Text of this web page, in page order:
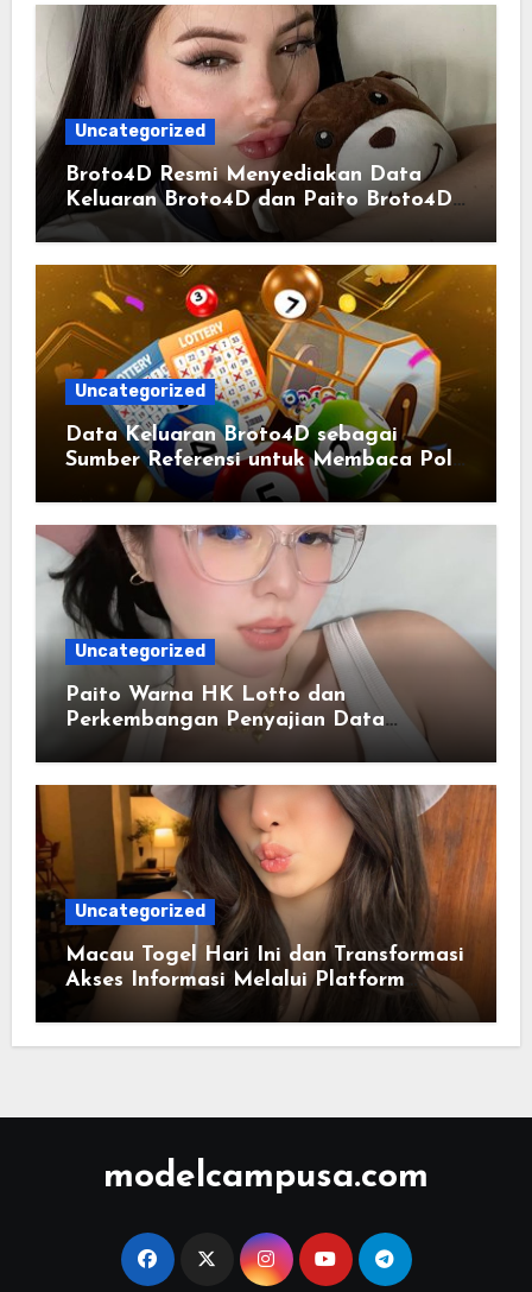
Uncategorized
Broto4D Resmi Menyediakan Data
Keluaran Broto4D dan Paito Broto4D
yang Selalu Diperbarui
Uncategorized
Data Keluaran Broto4D sebagai
Sumber Referensi untuk Membaca Pola
Statistik
Uncategorized
Paito Warna HK Lotto dan
Perkembangan Penyajian Data
Berbasis Warna
Uncategorized
Macau Togel Hari Ini dan Transformasi
Akses Informasi Melalui Platform
Digital Modern
modelcampusa.com